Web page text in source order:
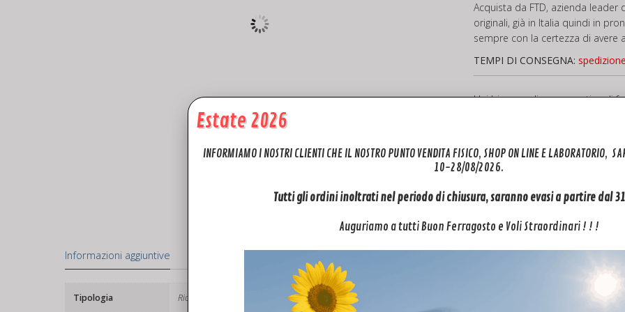
Acquista da FTD, azienda
originali, già in Italia quindi in
sempre con la certezza di avere
TEMPI DI CONSEGNA:
Hai bisogno di un preventivo di
Scheda
madre
modulo
per
- +
Aggiungi al
Categorie:Mini 5 PRO,Ricambi
Informazioni aggiuntive
Tipologia Ricambi
Estate 2026
INFORMIAMO I NOSTRI CLIENTI CHE IL NOSTRO PUNTO VENDITA FISICO, SHOP ON LINE E LABORATORIO,
10-28/08/2026.
Tutti gli ordini inoltrati nel periodo di chiusura, saranno evasi a partire dal
Auguriamo a tutti Buon Ferragosto e Voli Straordinari ! ! !